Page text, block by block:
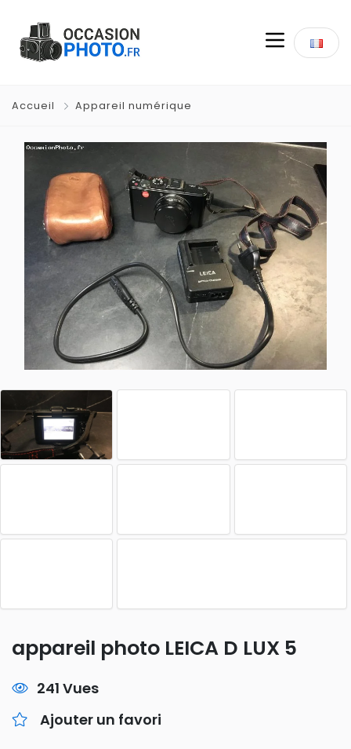
Accueil Appareil numérique
appareil photo LEICA D LUX 5
241 Vues
Ajouter un favori